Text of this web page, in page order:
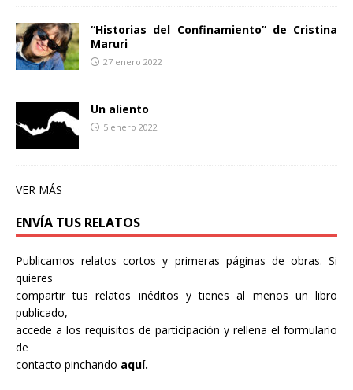
“Historias del Confinamiento” de Cristina
Maruri
27 enero 2022
Un aliento
5 enero 2022
VER MÁS
ENVÍA TUS RELATOS
Publicamos relatos cortos y primeras páginas de obras. Si
quieres
compartir tus relatos inéditos y tienes al menos un libro
publicado,
accede a los requisitos de participación y rellena el formulario
de
contacto pinchando aquí.